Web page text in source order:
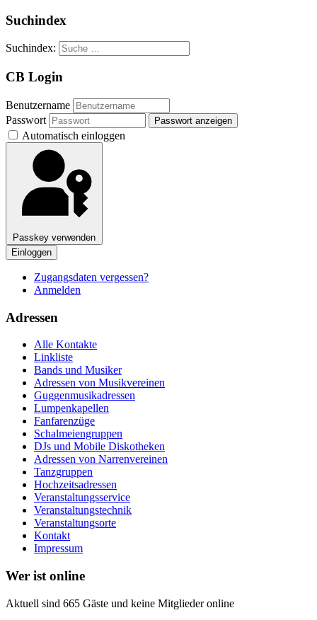
Suchindex
Suchindex:
CB Login
Benutzername
Passwort
Passwort anzeigen
Automatisch einloggen
Passkey verwenden
Einloggen
Zugangsdaten vergessen?
Anmelden
Adressen
Alle Kontakte
Linkliste
Bands und Musiker
Adressen von Musikvereinen
Guggenmusikadressen
Lumpenkapellen
Fanfarenzüge
Schalmeiengruppen
DJs und Mobile Diskotheken
Adressen von Narrenvereinen
Tanzgruppen
Hochzeitsadressen
Veranstaltungsservice
Veranstaltungstechnik
Veranstaltungsorte
Kontakt
Impressum
Wer ist online
Aktuell sind 665 Gäste und keine Mitglieder online